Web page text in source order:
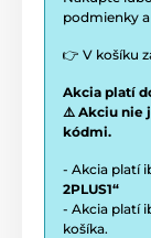
podmienky
👉 V košíku
Akcia platí
⚠️ Akciu nie
kódmi.
- Akcia platí
2PLUS1“
- Akcia platí
košíka.